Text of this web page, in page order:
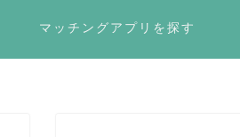
マッチングアプリを探す